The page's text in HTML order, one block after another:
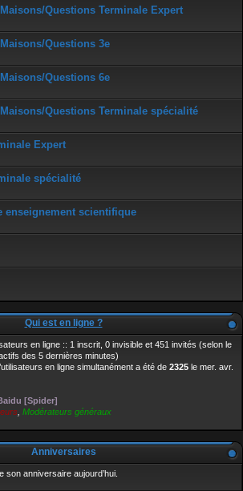
Questions Terminale Expert
Questions 3e
Questions 6e
Questions Terminale spécialité
Expert
spécialité
enseignement scientifique
Qui est en ligne ?
en ligne :: 1 inscrit, 0 invisible et 451 invités (selon le
des 5 dernières minutes)
en ligne simultanément a été de 2325 le mer. avr.
[Spider]
Modérateurs généraux
Anniversaires
son anniversaire aujourd’hui.